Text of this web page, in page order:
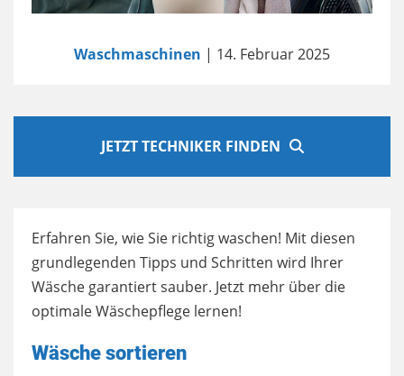
Waschmaschinen | 14. Februar 2025
JETZT TECHNIKER FINDEN
Erfahren Sie, wie Sie richtig waschen! Mit diesen
grundlegenden Tipps und Schritten wird Ihrer
Wäsche garantiert sauber. Jetzt mehr über die
optimale Wäschepflege lernen!
Wäsche sortieren